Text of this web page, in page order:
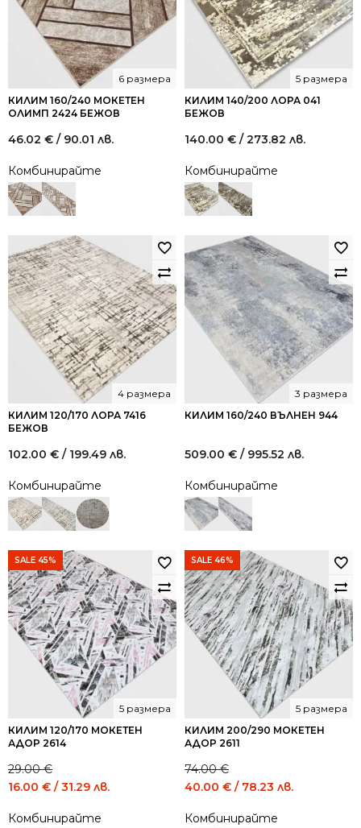
КИЛИМ 160/240 МОКЕТЕН
ОЛИМП 2424 БЕЖОВ
6 размера
46.02 € / 90.01 лв.
Комбинирайте
КИЛИМ 140/200 ЛОРА 041
БЕЖОВ
5 размера
140.00 € / 273.82 лв.
Комбинирайте
КИЛИМ 120/170 ЛОРА 7416
БЕЖОВ
4 размера
102.00 € / 199.49 лв.
Комбинирайте
КИЛИМ 160/240 ВЪЛНЕН 944
3 размера
509.00 € / 995.52 лв.
Комбинирайте
SALE 45%
КИЛИМ 120/170 МОКЕТЕН
АДОР 2614
5 размера
29.00€
Original
was:
16.00 € / 31.29 лв.
Комбинирайте
SALE 46%
КИЛИМ 200/290 МОКЕТЕН
АДОР 2611
5 размера
74.00€
Original
was:
40.00 € / 78.23 лв.
Комбинирайте